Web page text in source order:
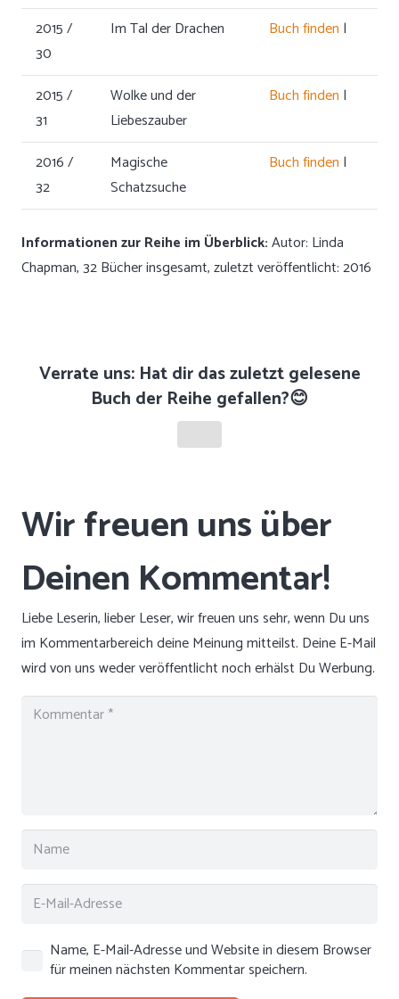
2015 /
30
Im Tal der Drachen Buch finden |
2015 /
31
Wolke und der
Liebeszauber
Buch finden |
2016 /
32
Magische
Schatzsuche
Buch finden |
Informationen zur Reihe im Überblick:Autor: Linda
Chapman, 32 Bücher insgesamt, zuletzt veröffentlicht: 2016
Verrate uns: Hat dir das zuletzt gelesene
Buch der Reihe gefallen?😊
Liebe Leserin, lieber Leser, wir freuen uns sehr, wenn Du uns
im Kommentarbereich deine Meinung mitteilst. Deine E-Mail
wird von uns weder veröffentlicht noch erhälst Du Werbung.
Name, E-Mail-Adresse und Website in diesem Browser
für meinen nächsten Kommentar speichern.